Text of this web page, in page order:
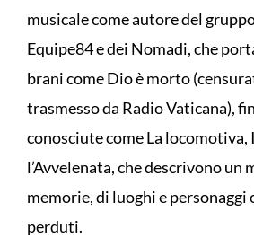
musicale come autore del
Equipe84 e dei Nomadi, che
brani come Dio è morto
trasmesso da Radio Vaticana),
conosciute come La locomotiva,
l’Avvelenata, che descrivono un
memorie, di luoghi e personaggi
perduti.